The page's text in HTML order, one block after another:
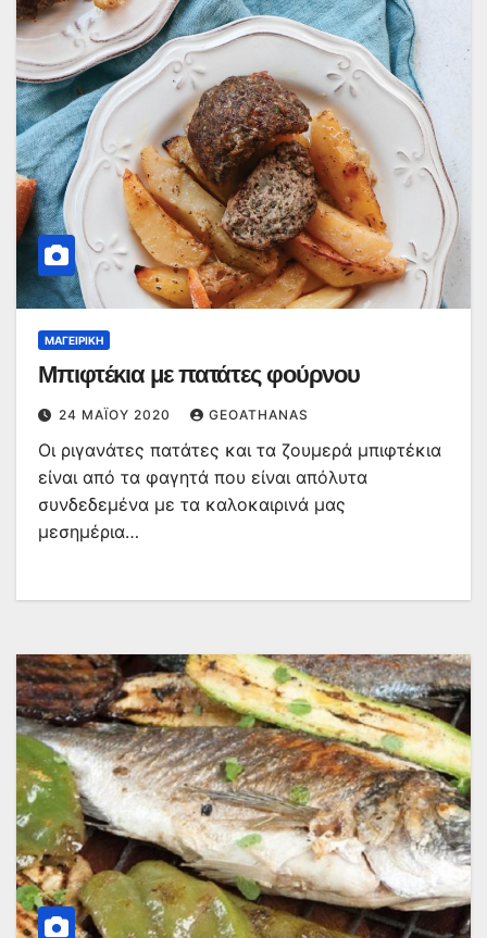
ΜΑΓΕΙΡΙΚΉ
Μπιφτέκια με πατάτες φούρνου
24 ΜΑΪ́ΟΥ 2020 GEOATHANAS
Οι ριγανάτες πατάτες και τα ζουμερά μπιφτέκια
είναι από τα φαγητά που είναι απόλυτα
συνδεδεμένα με τα καλοκαιρινά μας
μεσημέρια…